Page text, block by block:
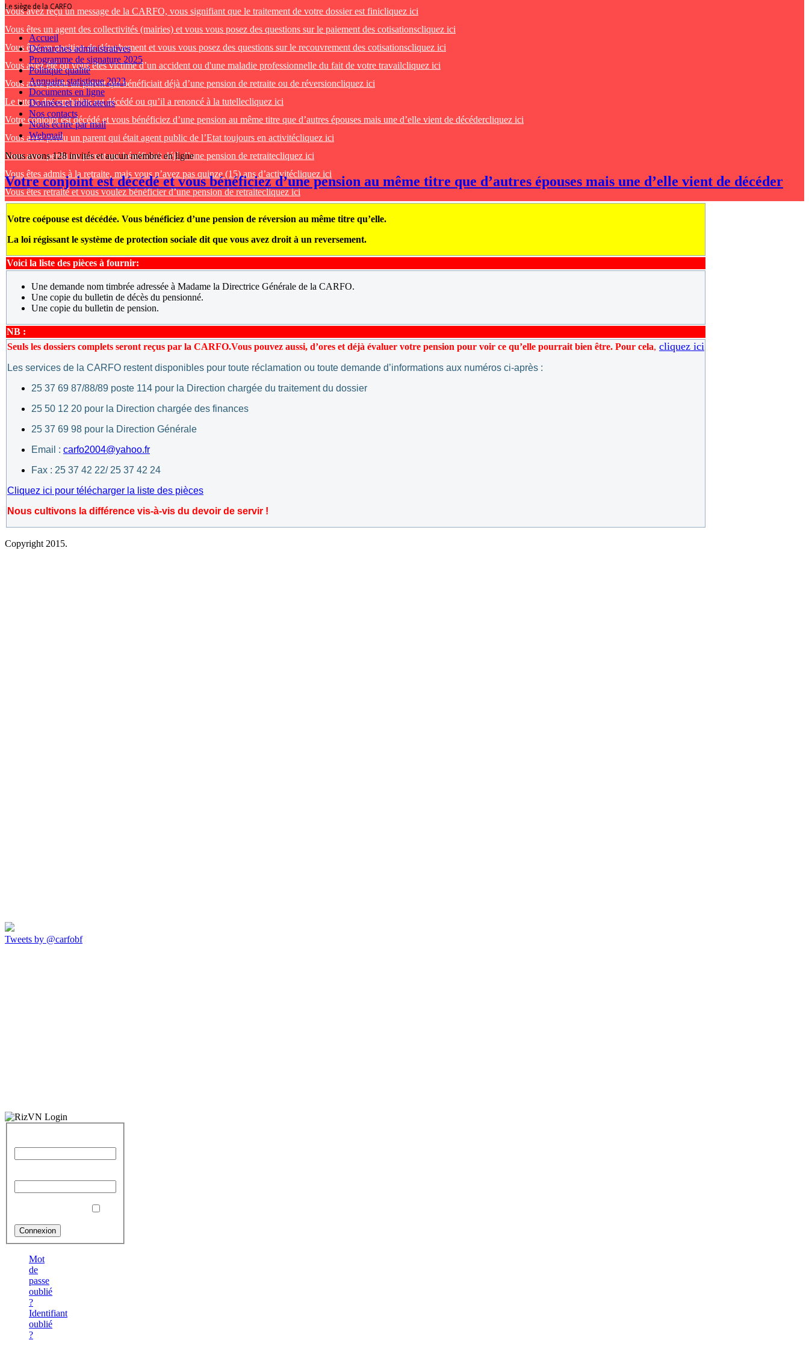
Vous avez reçu un message de la CARFO, vous signifiant que le traitement de votre dossier est finicliquez ici
Vous êtes un agent des collectivités (mairies) et vous vous posez des questions sur le paiement des cotisationscliquez ici
Vous êtes en position de détachement et vous vous posez des questions sur le recouvrement des cotisationscliquez ici
Vous avez été ou vous êtes victime d’un accident ou d'une maladie professionnelle du fait de votre travailcliquez ici
Vous avez perdu un parent qui bénéficiait déjà d’une pension de retraite ou de réversioncliquez ici
Le tuteur des orphelins est décédé ou qu’il a renoncé à la tutellecliquez ici
Votre conjoint est décédé et vous bénéficiez d’une pension au même titre que d’autres épouses mais une d’elle vient de décédercliquez ici
Vous avez perdu un parent qui était agent public de l’Etat toujours en activitécliquez ici
Vous avez perdu un parent qui bénéficiait déjà d’une pension de retraitecliquez ici
Vous êtes admis à la retraite, mais vous n’avez pas quinze (15) ans d’activitécliquez ici
Vous êtes retraité et vous voulez bénéficier d’une pension de retraitecliquez ici
Le siège de la CARFO
Accueil
Démarches administratives
Programme de signature 2025
Politique qualité
Annuaire statistique 2023
Documents en ligne
Données et indicateurs
Nos contacts
Nous écrire par mail
Webmail
Nous avons 128 invités et aucun membre en ligne
Votre conjoint est décédé et vous bénéficiez d’une pension au même titre que d’autres épouses mais une d’elle vient de décéder
Votre coépouse est décédée. Vous bénéficiez d’une pension de réversion au même titre qu’elle.
La loi régissant le système de protection sociale dit que vous avez droit à un reversement.
Voici la liste des pièces à fournir:
Une demande nom timbrée adressée à Madame la Directrice Générale de la CARFO.
Une copie du bulletin de décès du pensionné.
Une copie du bulletin de pension.
NB :
Seuls les dossiers complets seront reçus par la CARFO.Vous pouvez aussi, d’ores et déjà évaluer votre pension pour voir ce qu’elle pourrait bien être. Pour cela, cliquez ici
Les services de la CARFO restent disponibles pour toute réclamation ou toute demande d’informations aux numéros ci-après :
25 37 69 87/88/89 poste 114 pour la Direction chargée du traitement du dossier
25 50 12 20 pour la Direction chargée des finances
25 37 69 98 pour la Direction Générale
Email : carfo2004@yahoo.fr
Fax : 25 37 42 22/ 25 37 42 24
Cliquez ici pour télécharger la liste des pièces
Nous cultivons la différence vis-à-vis du devoir de servir !
Copyright 2015.
Tweets by @carfobf
Mot
de
passe
oublié
?
Identifiant
oublié
?